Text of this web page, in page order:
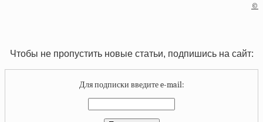
©
Чтобы не пропустить новые статьи, подпишись на сайт:
Для подписки введите e-mail: